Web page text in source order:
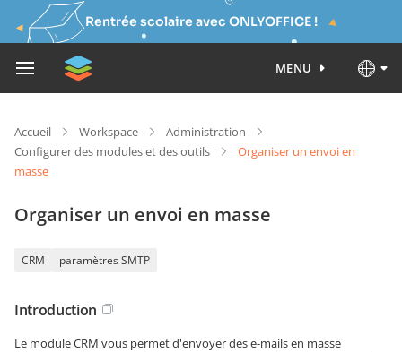
Rentrée scolaire avec ONLYOFFICE !
MENU
Accueil Workspace
Administration
Configurer des modules et des outils
Organiser un envoi en
masse
Organiser un envoi en masse
CRM paramètres SMTP
Introduction
Le module CRM vous permet d'envoyer des e-mails en masse